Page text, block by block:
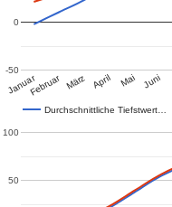
Durchschnittliche Tiefstwert…
JanuarFebruar März April Mai Juni
-50
0
50
100